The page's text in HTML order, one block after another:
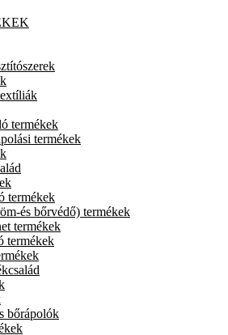
termékek
termékek
termékek
és bőrvédő) termékek
termékek
termékek
bőrápolók